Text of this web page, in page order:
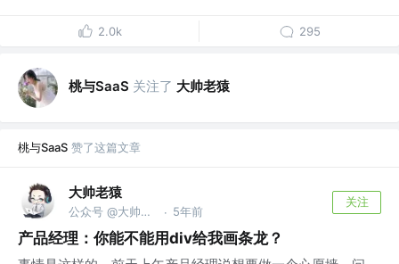
2.0k 295
桃与SaaS 关注了 大帅老猿
桃与SaaS 赞了这篇文章
大帅老猿
公众号 @大帅老猿 · 5年前
关注
产品经理：你能不能用div给我画条龙？